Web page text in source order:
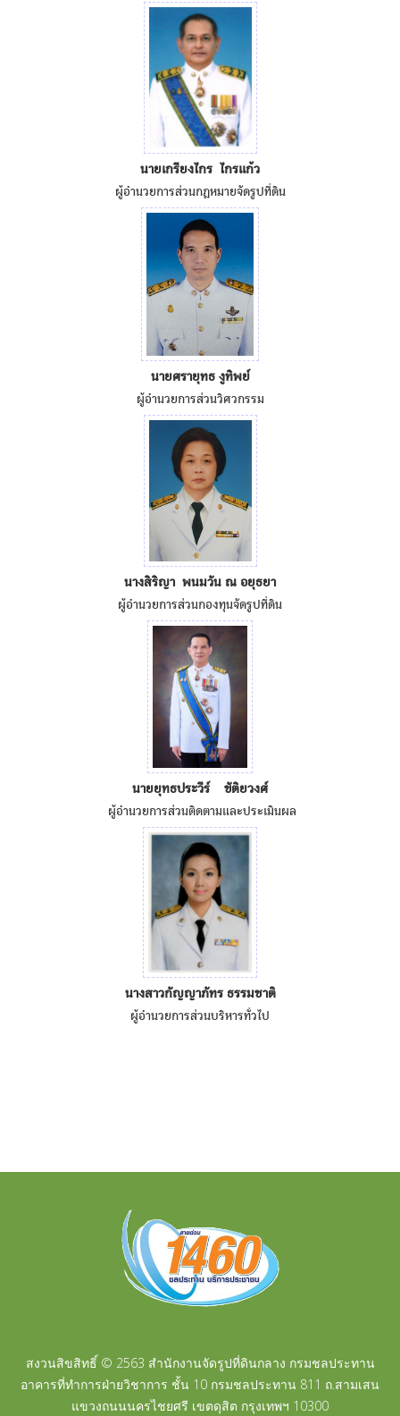
นายเกรียงไกร ไกรแก้ว
ผู้อำนวยการส่วนกฎหมายจัดรูปที่ดิน
นายศรายุทธ งูทิพย์
ผู้อำนวยการส่วนวิศวกรรม
นางสิริญา พนมวัน ณ อยุธยา
ผู้อำนวยการส่วนกองทุนจัดรูปที่ดิน
นายยุทธประวีร์ ขัติยวงศ์
ผู้อำนวยการส่วนติดตามและประเมินผล
นางสาวกัญญาภัทร ธรรมชาติ
ผู้อำนวยการส่วนบริหารทั่วไป
สงวนสิขสิทธิ์ © 2563 สำนักงานจัดรูปที่ดินกลาง กรมชลประทาน
อาคารที่ทำการฝ่ายวิชาการ ชั้น 10 กรมชลประทาน 811 ถ.สามเสน
แขวงถนนนครไชยศรี เขตดุสิต กรุงเทพฯ 10300